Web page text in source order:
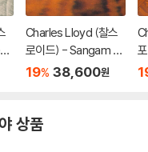
Charles Lloyd (찰스
로이드) - Sangam &
Friends [LP]
19% 38,600원
상품